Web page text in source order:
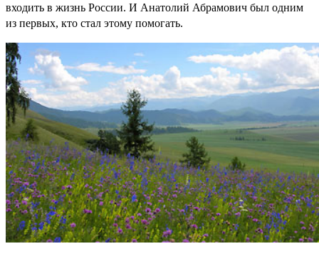
входить в жизнь России. И Анатолий Абрамович был одним
из первых, кто стал этому помогать.